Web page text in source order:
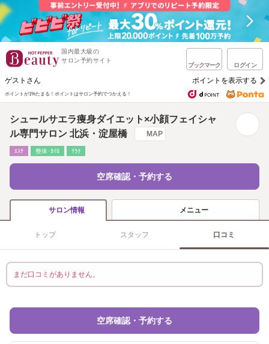
国内最大級の
サロン予約サイト
ブックマーク ログイン
ゲストさん ポイントを表示する
ポイントが1%たまる！ ポイントはサロン予約でつかえる！
シュールサエラ痩身ダイエット×小顔フェイシャ
ル専門サロン 北浜・淀屋橋
MAP
ｴｽﾃ 整体･ｶｲﾛ ﾘﾗｸ
空席確認・予約する
サロン情報 メニュー
トップ スタッフ 口コミ
まだ口コミがありません。
空席確認・予約する